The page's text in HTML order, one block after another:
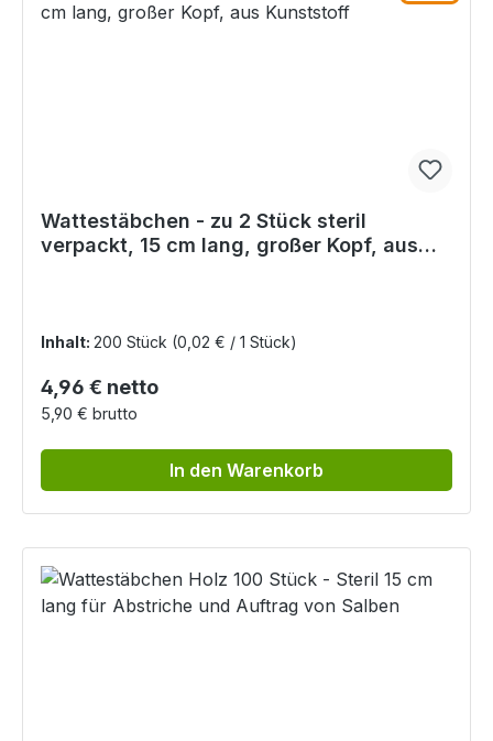
Wattestäbchen - zu 2 Stück steril
verpackt, 15 cm lang, großer Kopf, aus
Inhalt: 200 Stück (0,02 € / 1 Stück)
Regulärer Preis:
4,96 € netto
5,90 € brutto
In den Warenkorb